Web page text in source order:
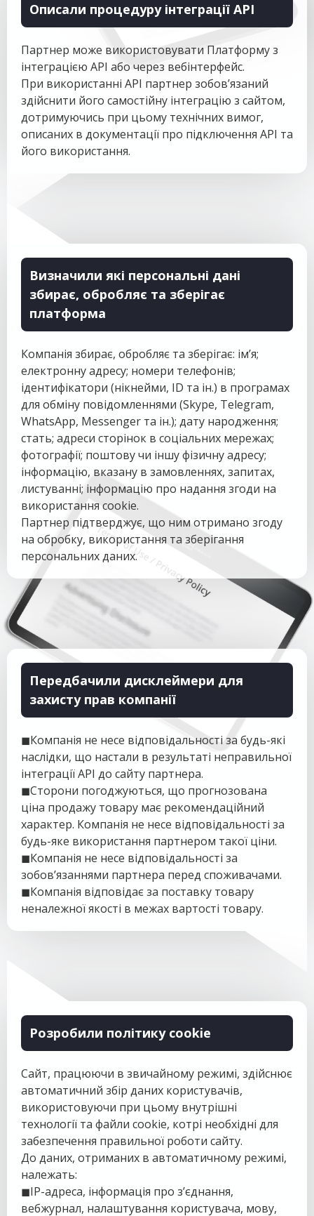
Описали процедуру інтеграції API
Партнер може використовувати Платформу з
інтеграцією API або через вебінтерфейс.
При використанні API партнер зобов’язаний
здійснити його самостійну інтеграцію з сайтом,
дотримуючись при цьому технічних вимог,
описаних в документації про підключення API та
його використання.
Передбачили дисклеймери для
захисту прав компанії
◼Компанія не несе відповідальності за будь-які
наслідки, що настали в результаті неправильної
інтеграції API до сайту партнера.
◼Сторони погоджуються, що прогнозована
ціна продажу товару має рекомендаційний
характер. Компанія не несе відповідальності за
будь-яке використання партнером такої ціни.
◼Компанія не несе відповідальності за
зобов’язаннями партнера перед споживачами.
◼Компанія відповідає за поставку товару
неналежної якості в межах вартості товару.
Визначили які персональні дані
збирає, обробляє та зберігає
платформа
Компанія збирає, обробляє та зберігає: ім’я;
електронну адресу; номери телефонів;
ідентифікатори (нікнейми, ID та ін.) в програмах
для обміну повідомленнями (Skype, Telegram,
WhatsApp, Messenger та ін.); дату народження;
стать; адреси сторінок в соціальних мережах;
фотографії; поштову чи іншу фізичну адресу;
інформацію, вказану в замовленнях, запитах,
листуванні; інформацію про надання згоди на
використання cookie.
Партнер підтверджує, що ним отримано згоду
на обробку, використання та зберігання
персональних даних.
Розробили політику cookie
Сайт, працюючи в звичайному режимі, здійснює
автоматичний збір даних користувачів,
використовуючи при цьому внутрішні
технології та файли cookie, котрі необхідні для
забезпечення правильної роботи сайту.
До даних, отриманих в автоматичному режимі,
належать:
◼IP-адреса, інформація про з’єднання,
вебжурнал, налаштування користувача, мову,